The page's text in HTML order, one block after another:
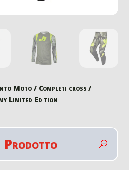
Moto / Completi cross /
Limited Edition
Prodotto